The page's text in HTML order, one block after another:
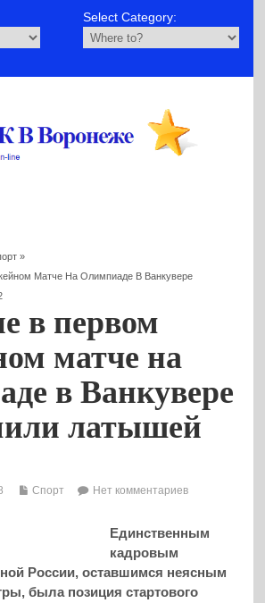
Select Category:
»
Матче На Олимпиаде В Ванкувере
в первом
матче на
в Ванкувере
латышей
Спорт Нет комментариев
Единственным
кадровым
России, оставшимся неясным
была позиция стартового